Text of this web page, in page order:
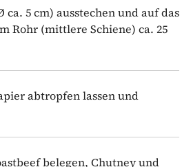
5 cm) ausstechen und auf das
Rohr (mittlere Schiene) ca. 25
abtropfen lassen und
belegen, Chutney und